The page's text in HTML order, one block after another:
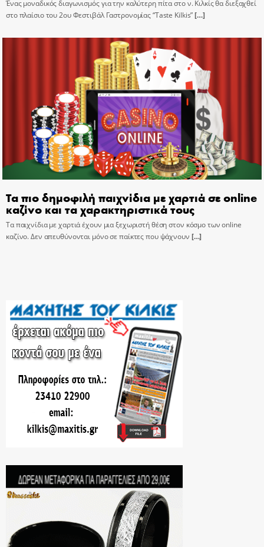
Ένας μοναδικός διαγωνισμός για την καλύτερη πίτα στο ν. Κιλκίς θα διεξαχθεί
στο πλαίσιο του 2ου Φεστιβάλ Γαστρονομίας “Taste Kilkis”[…]
Τα πιο δημοφιλή παιχνίδια με χαρτιά σε online
καζίνο και τα χαρακτηριστικά τους
Τα παιχνίδια με χαρτιά έχουν μια ξεχωριστή θέση στον κόσμο των online
καζίνο. Δεν απευθύνονται μόνο σε παίκτες που ψάχνουν […]